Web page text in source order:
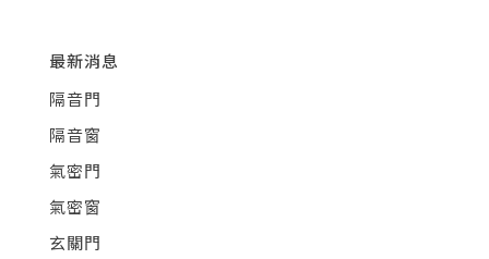
最新消息
隔音門
隔音窗
氣密門
氣密窗
玄關門